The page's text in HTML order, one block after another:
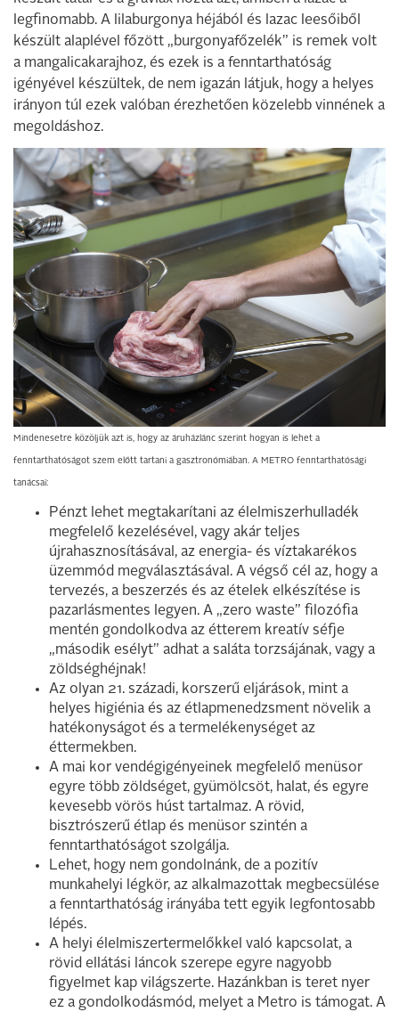
legfinomabb. A lilaburgonya héjából és lazac leesőiből
készült alaplével főzött „burgonyafőzelék” is remek volt
a mangalicakarajhoz, és ezek is a fenntarthatóság
igényével készültek, de nem igazán látjuk, hogy a helyes
irányon túl ezek valóban érezhetően közelebb vinnének a
megoldáshoz.
Mindenesetre közöljük azt is, hogy az áruházlánc szerint hogyan is lehet a
fenntarthatóságot szem előtt tartani a gasztronómiában. A METRO fenntarthatósági
tanácsai:
Pénzt lehet megtakarítani az élelmiszerhulladék
megfelelő kezelésével, vagy akár teljes
újrahasznosításával, az energia- és víztakarékos
üzemmód megválasztásával. A végső cél az, hogy a
tervezés, a beszerzés és az ételek elkészítése is
pazarlásmentes legyen. A „zero waste” filozófia
mentén gondolkodva az étterem kreatív séfje
„második esélyt” adhat a saláta torzsájának, vagy a
zöldséghéjnak!
Az olyan 21. századi, korszerű eljárások, mint a
helyes higiénia és az étlapmenedzsment növelik a
hatékonyságot és a termelékenységet az
éttermekben.
A mai kor vendégigényeinek megfelelő menüsor
egyre több zöldséget, gyümölcsöt, halat, és egyre
kevesebb vörös húst tartalmaz. A rövid,
bisztrószerű étlap és menüsor szintén a
fenntarthatóságot szolgálja.
Lehet, hogy nem gondolnánk, de a pozitív
munkahelyi légkör, az alkalmazottak megbecsülése
a fenntarthatóság irányába tett egyik legfontosabb
lépés.
A helyi élelmiszertermelőkkel való kapcsolat, a
rövid ellátási láncok szerepe egyre nagyobb
figyelmet kap világszerte. Hazánkban is teret nyer
ez a gondolkodásmód, melyet a Metro is támogat. A